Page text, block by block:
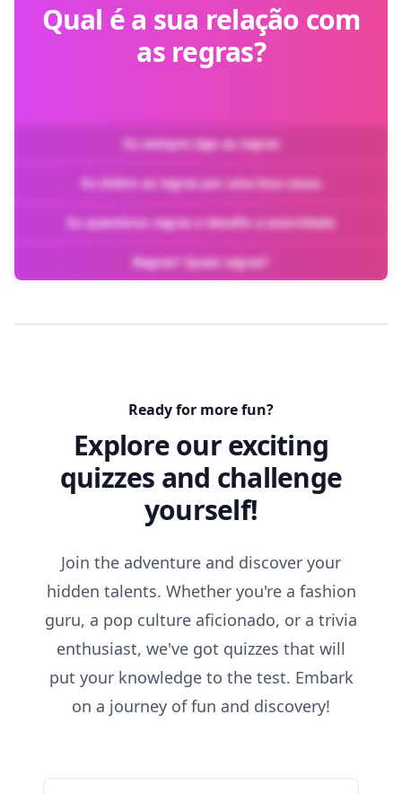
Qual é a sua relação com
as regras?
Eu sempre sigo as regras
Eu dobro as regras por uma boa causa
Eu questiono regras e desafio a autoridade
Regras? Quais regras?
Ready for more fun?
Explore our exciting
quizzes and challenge
yourself!
Join the adventure and discover your
hidden talents. Whether you're a fashion
guru, a pop culture aficionado, or a trivia
enthusiast, we've got quizzes that will
put your knowledge to the test. Embark
on a journey of fun and discovery!